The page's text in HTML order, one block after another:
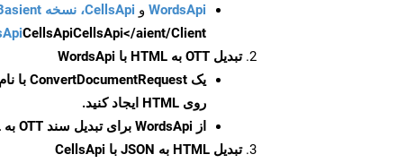
WordsApi و CellsApi، نسخه Basient
CellsApiCellsApi</aient/Client/ را راه‌اندازی کنید.
تبدیل OTT به HTML با WordsApi
یک ConvertDocumentRequest با
روی HTML ایجاد کنید.
از WordsApi برای تبدیل سند OTT به HTML استفاده کنید.
تبدیل HTML به JSON با CellsApi